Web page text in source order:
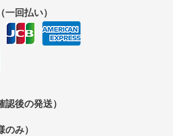
回払い）
後の発送）
み）